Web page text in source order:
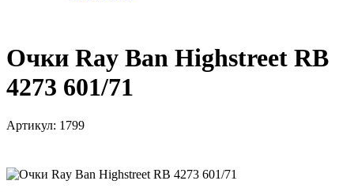
Очки Ray Ban Highstreet RB
4273 601/71
Артикул: 1799